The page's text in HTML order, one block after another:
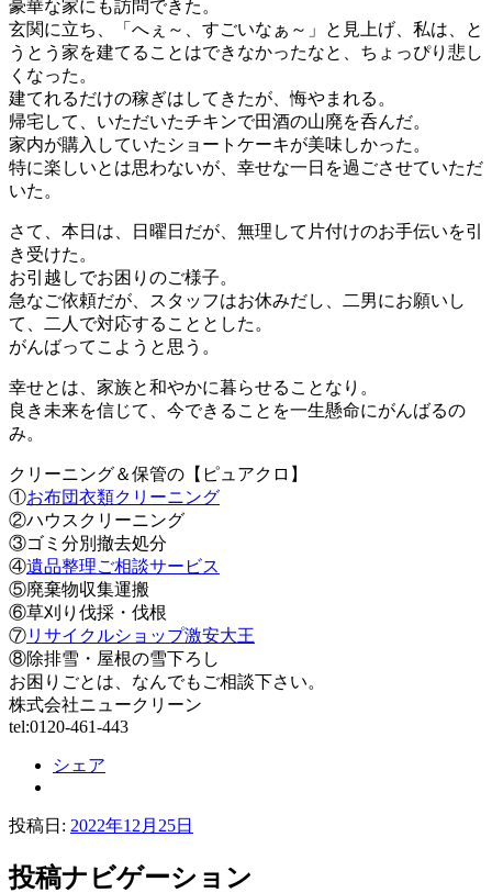
豪華な家にも訪問できた。
玄関に立ち、「へぇ～、すごいなぁ～」と見上げ、私は、と
うとう家を建てることはできなかったなと、ちょっぴり悲し
くなった。
建てれるだけの稼ぎはしてきたが、悔やまれる。
帰宅して、いただいたチキンで田酒の山廃を呑んだ。
家内が購入していたショートケーキが美味しかった。
特に楽しいとは思わないが、幸せな一日を過ごさせていただ
いた。
さて、本日は、日曜日だが、無理して片付けのお手伝いを引
き受けた。
お引越しでお困りのご様子。
急なご依頼だが、スタッフはお休みだし、二男にお願いし
て、二人で対応することとした。
がんばってこようと思う。
幸せとは、家族と和やかに暮らせることなり。
良き未来を信じて、今できることを一生懸命にがんばるの
み。
クリーニング＆保管の【ピュアクロ】
①お布団衣類クリーニング
②ハウスクリーニング
③ゴミ分別撤去処分
④遺品整理ご相談サービス
⑤廃棄物収集運搬
⑥草刈り伐採・伐根
⑦リサイクルショップ激安大王
⑧除排雪・屋根の雪下ろし
お困りごとは、なんでもご相談下さい。
株式会社ニュークリーン
tel:0120-461-443
シェア
投稿日: 2022年12月25日
投稿ナビゲーション